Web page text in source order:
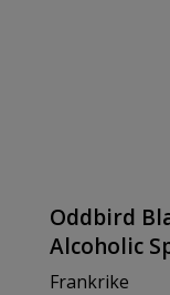
Oddbird
Alcoholic
Frankrike